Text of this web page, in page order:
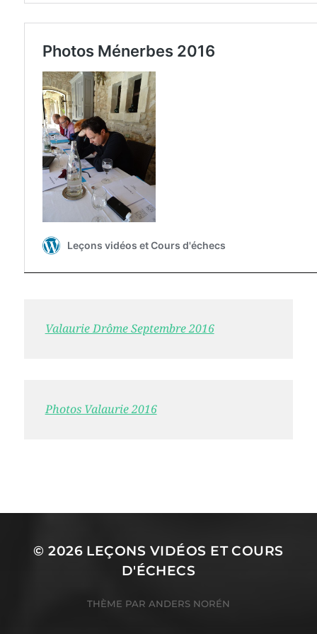
Valaurie Drôme Septembre 2016
Photos Valaurie 2016
© 2026 LEÇONS VIDÉOS ET COURS
D'ÉCHECS
THÈME PAR ANDERS NORÉN